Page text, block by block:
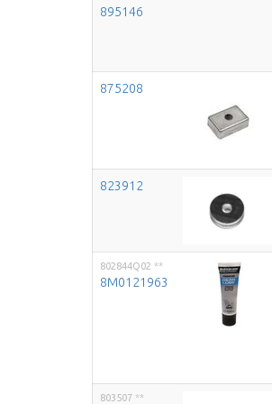
895146
875208
823912
802844Q02 **
8M0121963
803507 **